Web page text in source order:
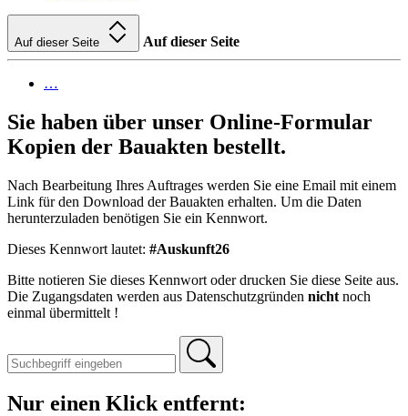
Auf dieser Seite Auf dieser Seite
…
Sie haben über unser Online-Formular
Kopien der Bauakten bestellt.
Nach Bearbeitung Ihres Auftrages werden Sie eine Email mit einem
Link für den Download der Bauakten erhalten. Um die Daten
herunterzuladen benötigen Sie ein Kennwort.
Dieses Kennwort lautet: #Auskunft26
Bitte notieren Sie dieses Kennwort oder drucken Sie diese Seite aus.
Die Zugangsdaten werden aus Datenschutzgründen nicht noch
einmal übermittelt !
Nur einen Klick entfernt: